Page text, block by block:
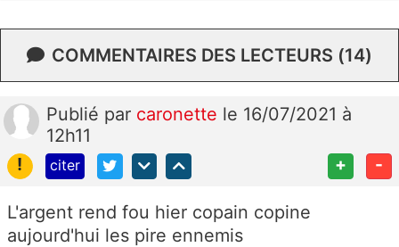
COMMENTAIRES DES LECTEURS (14)
Publié par caronette le 16/07/2021 à
12h11
!
citer + -
L'argent rend fou hier copain copine
aujourd'hui les pire ennemis